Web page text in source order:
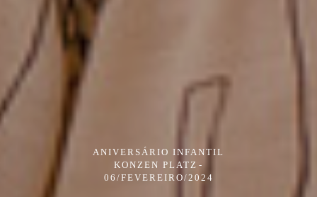
ANIVERSÁRIO INFANTIL
KONZEN PLATZ
06/FEVEREIRO/2024